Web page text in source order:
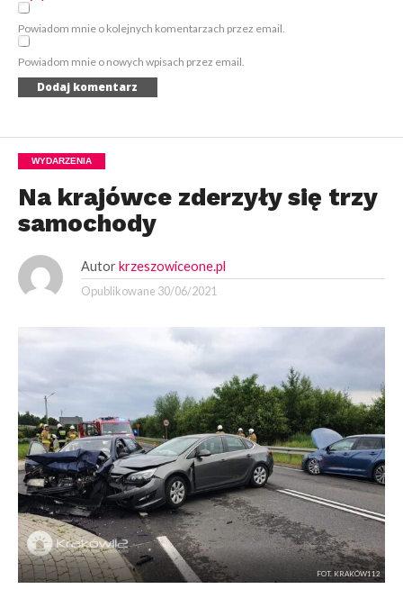
Powiadom mnie o kolejnych komentarzach przez email.
Powiadom mnie o nowych wpisach przez email.
WYDARZENIA
Na krajówce zderzyły się trzy
samochody
Autor krzeszowiceone.pl
Opublikowane 30/06/2021
FOT. KRAKÓW112